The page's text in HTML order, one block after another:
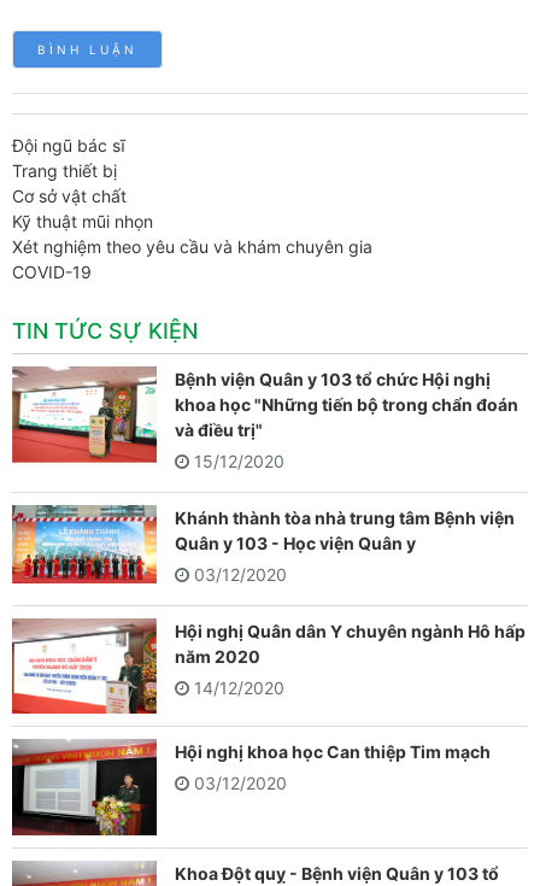
Đội ngũ bác sĩ
Trang thiết bị
Cơ sở vật chất
Kỹ thuật mũi nhọn
Xét nghiệm theo yêu cầu và khám chuyên gia
COVID-19
TIN TỨC SỰ KIỆN
Bệnh viện Quân y 103 tổ chức Hội nghị
khoa học "Những tiến bộ trong chẩn đoán
và điều trị"
15/12/2020
Khánh thành tòa nhà trung tâm Bệnh viện
Quân y 103 - Học viện Quân y
03/12/2020
Hội nghị Quân dân Y chuyên ngành Hô hấp
năm 2020
14/12/2020
Hội nghị khoa học Can thiệp Tim mạch
03/12/2020
Khoa Đột quỵ - Bệnh viện Quân y 103 tổ